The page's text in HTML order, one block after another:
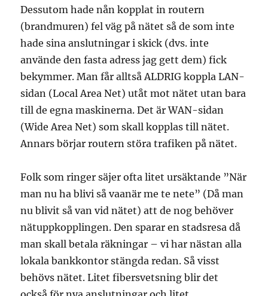
Dessutom hade nån kopplat in routern
(brandmuren) fel väg på nätet så de som inte
hade sina anslutningar i skick (dvs. inte
använde den fasta adress jag gett dem) fick
bekymmer. Man får alltså ALDRIG koppla LAN-
sidan (Local Area Net) utåt mot nätet utan bara
till de egna maskinerna. Det är WAN-sidan
(Wide Area Net) som skall kopplas till nätet.
Annars börjar routern störa trafiken på nätet.
Folk som ringer säjer ofta litet ursäktande ”När
man nu ha blivi så vaanär me te nete” (Då man
nu blivit så van vid nätet) att de nog behöver
nätuppkopplingen. Den sparar en stadsresa då
man skall betala räkningar – vi har nästan alla
lokala bankkontor stängda redan. Så visst
behövs nätet. Litet fibersvetsning blir det